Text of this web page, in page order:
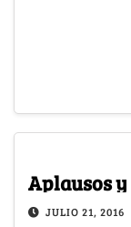
Aplausos
JULIO 21, 2016